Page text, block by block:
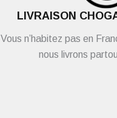
LIVRAISON
Vous n’habitez pas en
nous livrons